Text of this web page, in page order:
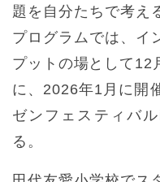
題を自分たちで考え
プログラムでは、イ
プットの場として12
に、2026年1月に開
ゼンフェスティバ
る。